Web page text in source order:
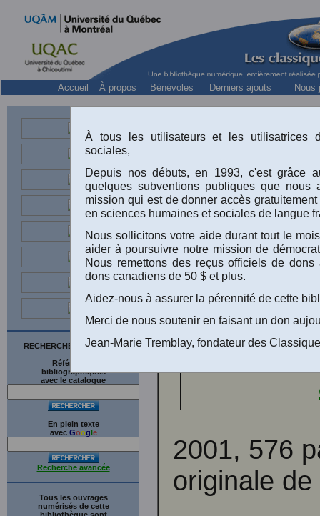
Accueil À propos Bénévoles Derniers ajouts Nous
RECHERCHE SUR LE SITE
Références
bibliographiques
avec le catalogue
En plein texte
avec Google
Recherche avancée
Tous les ouvrages
numérisés de cette
2001, 576
originale
À tous les utilisateurs et les utilisatrices
sociales,
Depuis nos débuts, en 1993, c'est grâce
quelques subventions publiques que
mission qui est de donner accès
en sciences humaines et sociales de langue
Nous sollicitons votre aide durant tout le
aider à poursuivre notre mission de
Nous remettons des reçus officiels de
dons canadiens de 50 $ et plus.
Aidez-nous à assurer la pérennité de cette
Merci de nous soutenir en faisant un don
Jean-Marie Tremblay, fondateur des